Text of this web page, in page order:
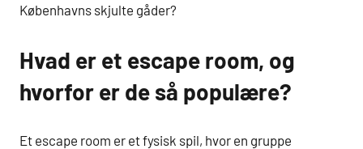
Københavns skjulte gåder?
Hvad er et escape room, og
hvorfor er de så populære?
Et escape room er et fysisk spil, hvor en gruppe